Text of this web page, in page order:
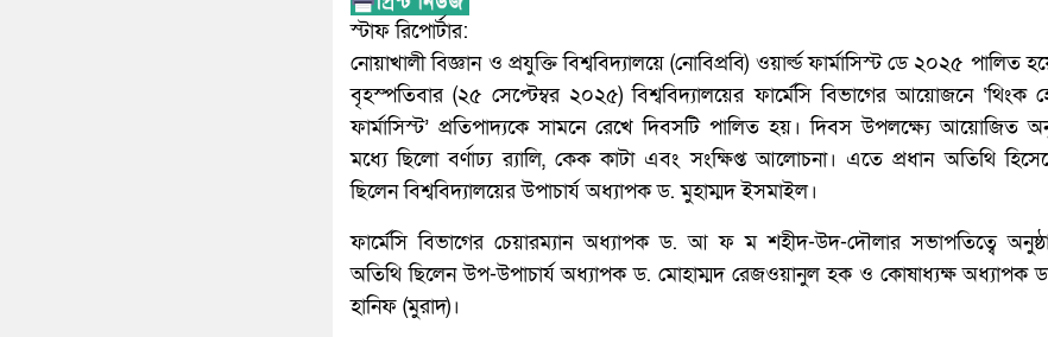
স্টাফ রিপোর্টার:
নোয়াখালী বিজ্ঞান ও প্রযুক্তি বিশ্ববিদ্যালয়ে (নোবিপ্রবি) ওয়ার্ল্ড ফার্মাসিস্ট ডে ২০২৫ পালিত
বৃহস্পতিবার (২৫ সেপ্টেম্বর ২০২৫) বিশ্ববিদ্যালয়ের ফার্মেসি বিভাগের আয়োজনে ‘থিংক
ফার্মাসিস্ট’ প্রতিপাদ্যকে সামনে রেখে দিবসটি পালিত হয়। দিবস উপলক্ষ্যে আয়োজিত
মধ্যে ছিলো বর্ণাঢ্য র‌্যালি, কেক কাটা এবং সংক্ষিপ্ত আলোচনা। এতে প্রধান অতিথি
ছিলেন বিশ্ববিদ্যালয়ের উপাচার্য অধ্যাপক ড. মুহাম্মদ ইসমাইল।
ফার্মেসি বিভাগের চেয়ারম্যান অধ্যাপক ড. আ ফ ম শহীদ-উদ-দৌলার সভাপতিত্বে
অতিথি ছিলেন উপ-উপাচার্য অধ্যাপক ড. মোহাম্মদ রেজওয়ানুল হক ও কোষাধ্যক্ষ অধ্যাপক
হানিফ (মুরাদ)।